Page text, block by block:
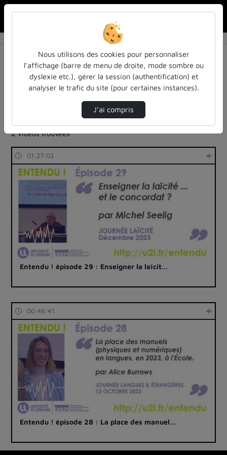
Résultats de la recherche
Filtres actifs (cliquer pour en retirer) :
Français
education
entendu-des-confs-a-ecouter
entendu-des-confs-a-ecouter
inspe-de-lorraine
universite-de-lorraine
universite-de-lorraine
2 vidéos trouvées
01:27:02
Entendu ! épisode 29 : Enseigner la laïcit…
00:46:41
Entendu ! épisode 28 : La place des manuel…
Nous utilisons des cookies pour personnaliser
l’affichage (barre de menu de droite, mode sombre ou
dyslexie etc.), gérer la session (authentification) et
analyser le trafic du site (pour certaines instances).
J’ai compris